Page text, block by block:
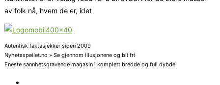
av folk nå, hvem de er, idet
Autentisk faktasjekker siden 2009
Nyhetsspeilet.no » Se gjennom illusjonene og bli fri
Eneste sannhetsgravende magasin i komplett bredde og full dybde